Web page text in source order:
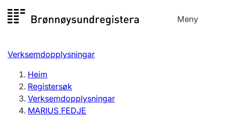
til
Meny
Registersøk
Aksjeselskap
Enkeltpersonføretak
Registrere, endre, slette
Verksemdopplysningar
Heim
Registersøk
Verksemdopplysningar
MARIUS FEDJE